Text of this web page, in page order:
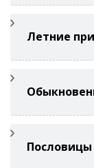
Летние